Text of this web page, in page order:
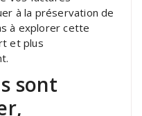
à la préservation de
à explorer cette
et plus
sont